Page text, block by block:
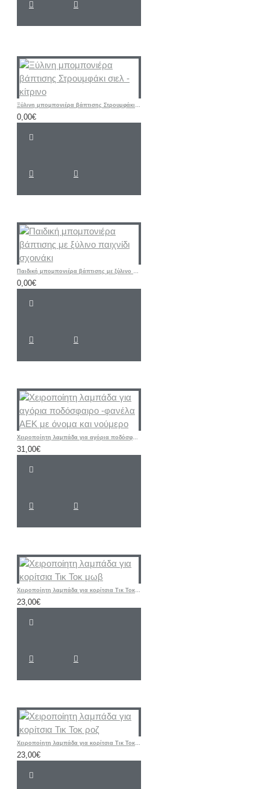
Ξύλινη μπομπονιέρα βάπτισης Στρουμφάκι σιελ - κίτρινο
0,00€
Παιδική μπομπονιέρα βάπτισης με ξύλινο παιχνίδι σχοινάκι
0,00€
Χειροποίητη λαμπάδα για αγόρια ποδόσφαιρο -φανέλα ΑΕΚ με όνομα και νούμερο
31,00€
Χειροποίητη λαμπάδα για κορίτσια Τικ Τοκ μωβ
23,00€
Χειροποίητη λαμπάδα για κορίτσια Τικ Τοκ ροζ
23,00€